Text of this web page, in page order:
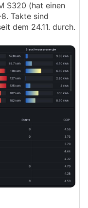
S320 (hat einen
Takte sind
dem 24.11. durch.